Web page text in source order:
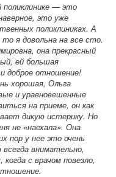
поликлинике — это
это уже
поликлиниках. А
я довольна на все сто.
она прекрасный
ей большая
доброе отношение!
хорошая, Ольга
и уравновешенные
на приеме, он как
дикую истерику. Но
не «наехала». Она
пор у нее это очень
внимательно,
с врачом повезло,